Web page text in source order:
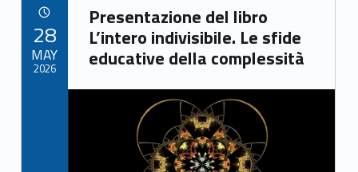
o
o
k
o
n
Link identifier archive #link-archive-36846
Presentazione del libro
L’intero indivisibile. Le sfide
educative della complessità
Link identifier archive #link-archive-thumb-soap-86347
28
MAY
2026